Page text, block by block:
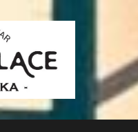
ップ「ツールプレイ
オープン！